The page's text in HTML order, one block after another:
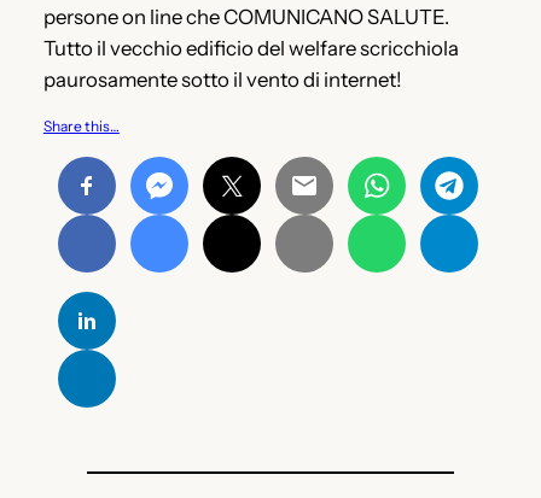
persone on line che COMUNICANO SALUTE.
Tutto il vecchio edificio del welfare scricchiola
paurosamente sotto il vento di internet!
Share this…